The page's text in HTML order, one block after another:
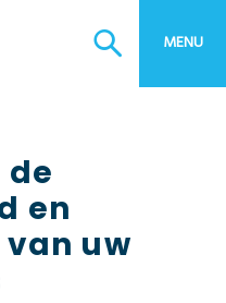
MENU
de
en
uw